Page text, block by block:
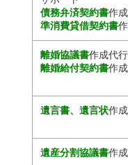
債務弁済契約書作
準消費貸借契約書
離婚協議書作成代
離婚給付契約書作
遺言書、遺言状作
遺産分割協議書作